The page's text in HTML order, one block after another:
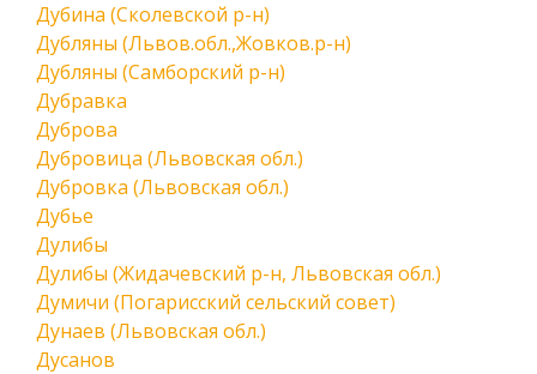
Дубина (Сколевской р-н)
Дубляны (Львов.обл.,Жовков.р-н)
Дубляны (Самборский р-н)
Дубравка
Дуброва
Дубровица (Львовская обл.)
Дубровка (Львовская обл.)
Дубье
Дулибы
Дулибы (Жидачевский р-н, Львовская обл.)
Думичи (Погарисский сельский совет)
Дунаев (Львовская обл.)
Дусанов